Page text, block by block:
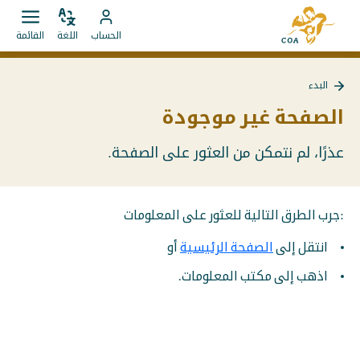
الانتقال
مباشرة
إلى
إلى
الصفحة
الرئيسية
MyCOA
انتقل
إلى
الحساب
ضبط
اللغة القائمة
البدء
الصفحة غير موجودة
عذرًا، لم نتمكن من العثور على الصفحة.
:جرب الطرق التالية للعثور على المعلومات
انتقل إلى الصفحة الرئيسية أو
اذهب إلى مكتب المعلومات.